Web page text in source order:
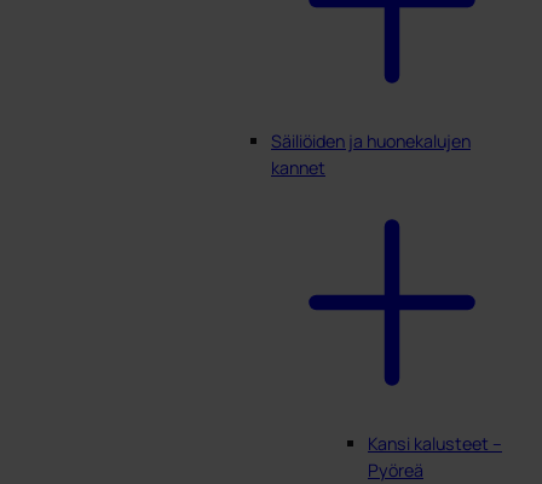
Säiliöiden ja huonekalujen
kannet
Kansi kalusteet –
Pyöreä